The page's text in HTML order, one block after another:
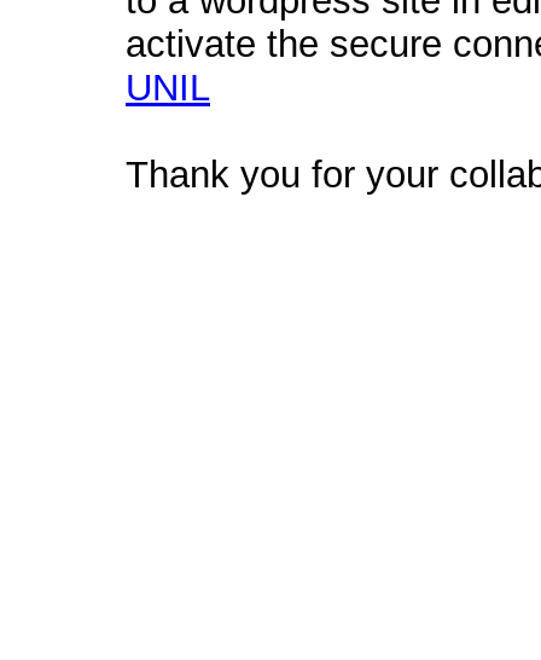
activate the secure
UNIL
Thank you for your